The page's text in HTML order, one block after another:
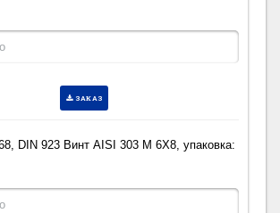
ЗАКАЗ
DIN 923 Винт AISI 303 M 6X8, упаковка: